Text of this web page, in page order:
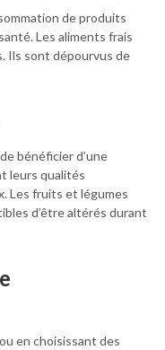
de produits
Les aliments frais
Ils sont dépourvus de
bénéficier d’une
leurs qualités
Les fruits et légumes
d’être altérés durant
en choisissant des